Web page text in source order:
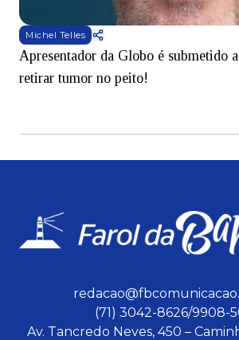
Michel Telles
Apresentador da Globo é submetido
retirar tumor no peito!
(71) 3042-8626/9908-
Av. Tancredo Neves, 450 –